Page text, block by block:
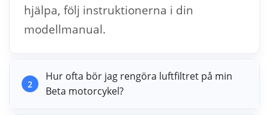
hjälpa, följ instruktionerna i din
modellmanual.
2
Hur ofta bör jag rengöra luftfiltret på min
Beta motorcykel?